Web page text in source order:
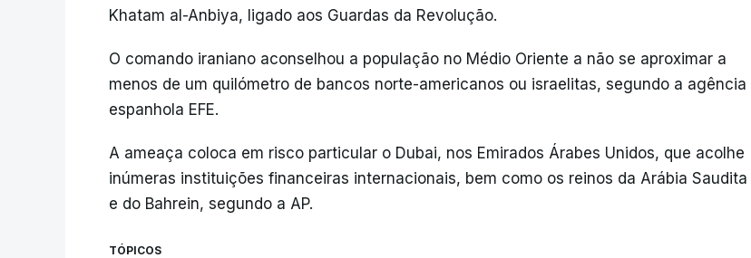
Khatam al-Anbiya, ligado aos Guardas da Revolução.
O comando iraniano aconselhou a população no Médio Oriente a não se aproximar a
menos de um quilómetro de bancos norte-americanos ou israelitas, segundo a agência
espanhola EFE.
A ameaça coloca em risco particular o Dubai, nos Emirados Árabes Unidos, que acolhe
inúmeras instituições financeiras internacionais, bem como os reinos da Arábia Saudita
e do Bahrein, segundo a AP.
TÓPICOS